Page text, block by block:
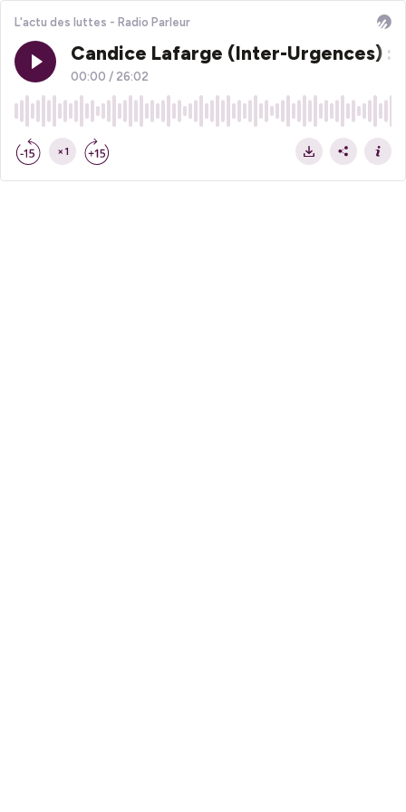
L'actu des luttes - Radio Parleur
Candice Lafarge (Inter-Urgences) :
00:00 / 26:02
×1